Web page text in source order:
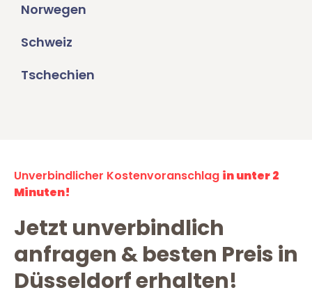
Norwegen
Schweiz
Tschechien
Unverbindlicher Kostenvoranschlag in unter 2
Minuten!
Jetzt unverbindlich
anfragen & besten Preis in
Düsseldorf erhalten!